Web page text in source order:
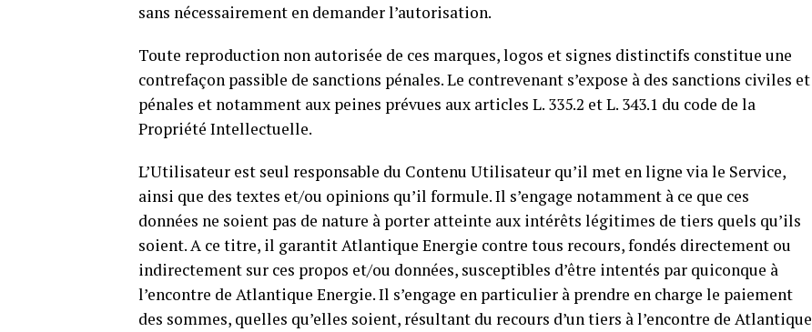
sans nécessairement en demander l’autorisation.
Toute reproduction non autorisée de ces marques, logos et signes distinctifs constitue une
contrefaçon passible de sanctions pénales. Le contrevenant s’expose à des sanctions civiles et
pénales et notamment aux peines prévues aux articles L. 335.2 et L. 343.1 du code de la
Propriété Intellectuelle.
L’Utilisateur est seul responsable du Contenu Utilisateur qu’il met en ligne via le Service,
ainsi que des textes et/ou opinions qu’il formule. Il s’engage notamment à ce que ces
données ne soient pas de nature à porter atteinte aux intérêts légitimes de tiers quels qu’ils
soient. A ce titre, il garantit Atlantique Energie contre tous recours, fondés directement ou
indirectement sur ces propos et/ou données, susceptibles d’être intentés par quiconque à
l’encontre de Atlantique Energie. Il s’engage en particulier à prendre en charge le paiement
des sommes, quelles qu’elles soient, résultant du recours d’un tiers à l’encontre de Atlantique